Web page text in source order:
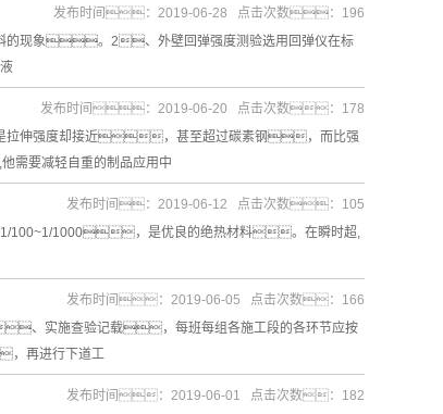
的现象。2、外壁回弹强度测验选用回弹仪在标
发布时间：2019-06-28 点击次数：196
拉伸强度却接近，甚至超过碳素钢，而比强
要减轻自重的制品应用中
发布时间：2019-06-20 点击次数：178
100~1/1000，是优良的绝热材料。在瞬时超,
发布时间：2019-06-12 点击次数：105
实施查验记载，每班每组各施工段的各环节应按
再进行下道工
发布时间：2019-06-05 点击次数：166
发布时间：2019-06-01 点击次数：182